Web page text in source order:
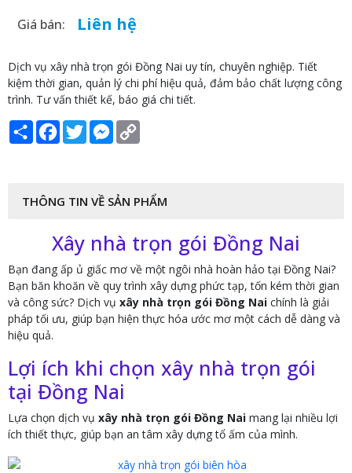
Giá bán: Liên hệ
Dịch vụ xây nhà trọn gói Đồng Nai uy tín, chuyên nghiệp. Tiết
kiệm thời gian, quản lý chi phí hiệu quả, đảm bảo chất lượng công
trình. Tư vấn thiết kế, báo giá chi tiết.
Share Facebook
TwitterMessenger
THÔNG TIN VỀ SẢN PHẨM
Xây nhà trọn gói Đồng Nai
Bạn đang ấp ủ giấc mơ về một ngôi nhà hoàn hảo tại Đồng Nai?
Bạn băn khoăn về quy trình xây dựng phức tạp, tốn kém thời gian
và công sức? Dịch vụ xây nhà trọn gói Đồng Nai chính là giải
pháp tối ưu, giúp bạn hiện thực hóa ước mơ một cách dễ dàng và
hiệu quả.
Lợi ích khi chọn xây nhà trọn gói
tại Đồng Nai
Lựa chọn dịch vụ xây nhà trọn gói Đồng Nai mang lại nhiều lợi
ích thiết thực, giúp bạn an tâm xây dựng tổ ấm của mình.